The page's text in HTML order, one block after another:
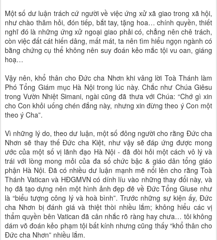
Một số dư luận trách cứ người về việc ứng xử xã giao trong xã hội,
như chào thăm hỏi, đón tiếp, bắt tay, tặng hoa… chính quyền, thiết
nghĩ đó là những ứng xử ngoại giao phải có, chẳng nên chê trách,
còn việc đất cát hiến dâng, mất mát, ta nên tìm hiểu ngọn ngành có
bằng chứng cụ thể không nên suy đoán kẻo mắc tội vu oan, giáng
hoạ…
Vậy nên, khổ thân cho Đức cha Nhơn khi vâng lời Toà Thánh làm
Phó Tổng Giám mục Hà Nội trong lúc này. Chắc như Chúa Giêsu
trong Vườn Nhiệt Simani, ngài cũng đã thưa với Chúa: “Chớ gì xin
cho Con khỏi uống chén đắng này, nhưng xin đừng theo ý Con một
theo ý Cha”.
Vì những lý do, theo dư luận, một số đông người cho rằng Đức cha
Nhơn sẽ thay thế Đức cha Kiệt, như vậy sẽ đáp ứng được mong
ước của một số vị lãnh đạo Hà Nội - đã đòi hỏi một cách vô lý và
trái với lòng mong mỏi của đa số chức bậc & giáo dân tổng giáo
phận Hà Nội. Đã có nhiều dư luận mạnh mẽ nổi lên cho rằng Toà
Thánh Vatican và HĐGMVN có dính líu vào những thay đổi này, và
họ đã tạo dựng nên một hình ảnh đẹp đẽ về Đức Tổng Giuse như
là “biểu tượng công lý và hoà bình”. Trước những sự kiện ấy, Đức
cha Nhơn bị đánh giá và thiệt thòi nhiều lắm; không hiểu các vị
thẩm quyền bên Vatican đã cân nhắc rõ ràng hay chưa… tôi không
dám võ đoán kẻo phạm tội bất kính nhưng cũng thấy “khổ thân cho
Đức cha Nhơn” nhiều lắm.